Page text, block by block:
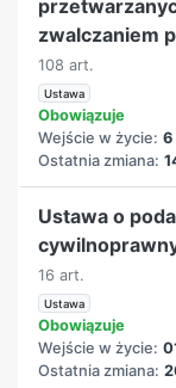
zwalczaniem
108 art.
Ustawa
Obowiązuje
Wejście w życie: 6
Ostatnia zmiana:
Ustawa o
16 art.
Ustawa
Obowiązuje
Wejście w życie:
Ostatnia zmiana: